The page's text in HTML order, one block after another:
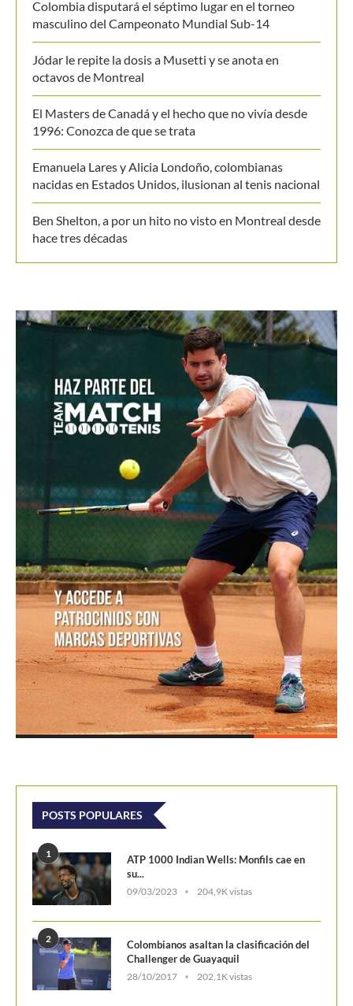
Últimos posts
masculino del Campeonato Mundial Sub-14
octavos de Montreal
El Masters de Canadá y el hecho que no vivía desde
1996: Conozca de que se trata
Emanuela Lares y Alicia Londoño, colombianas
nacidas en Estados Unidos, ilusionan al tenis nacional
Ben Shelton, a por un hito no visto en Montreal desde
hace tres décadas